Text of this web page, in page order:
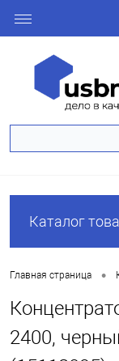
Каталог
Главная страница •
2400,